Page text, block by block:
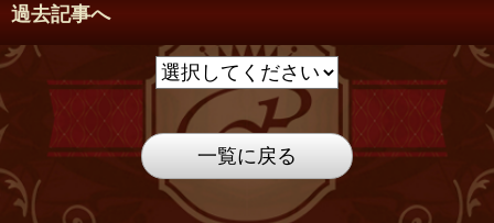
過去記事へ
一覧に戻る